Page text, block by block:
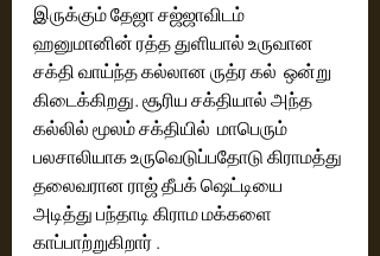
இருக்கும் தேஜா சஜ்ஜாவிடம்
ஹனுமானின் ரத்த துளியால் உருவான
சக்தி வாய்ந்த கல்லான ருத்ர கல்  ஒன்று
கிடைக்கிறது. சூரிய சக்தியால் அந்த
கல்லில் மூலம் சக்தியில்  மாபெரும்
பலசாலியாக உருவெடுப்பதோடு கிராமத்து
தலைவரான ராஜ் தீபக் ஷெட்டியை
அடித்து பந்தாடி கிராம மக்களை
காப்பாற்றுகிறார் .